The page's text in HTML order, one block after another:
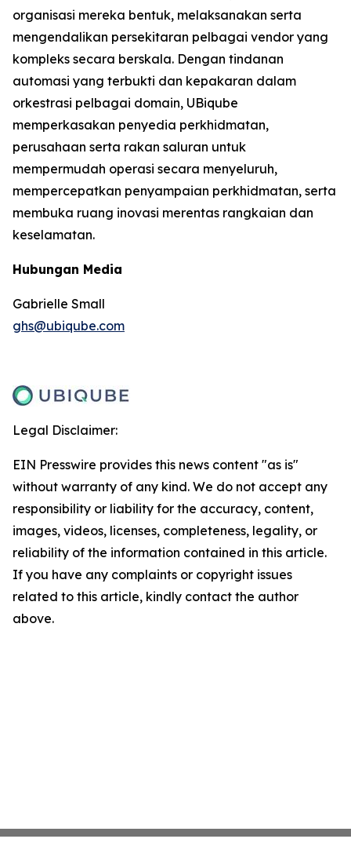
organisasi mereka bentuk, melaksanakan serta
mengendalikan persekitaran pelbagai vendor yang
kompleks secara berskala. Dengan tindanan
automasi yang terbukti dan kepakaran dalam
orkestrasi pelbagai domain, UBiqube
memperkasakan penyedia perkhidmatan,
perusahaan serta rakan saluran untuk
mempermudah operasi secara menyeluruh,
mempercepatkan penyampaian perkhidmatan, serta
membuka ruang inovasi merentas rangkaian dan
keselamatan.
Hubungan Media
Gabrielle Small
ghs@ubiqube.com
Legal Disclaimer:
EIN Presswire provides this news content "as is"
without warranty of any kind. We do not accept any
responsibility or liability for the accuracy, content,
images, videos, licenses, completeness, legality, or
reliability of the information contained in this article.
If you have any complaints or copyright issues
related to this article, kindly contact the author
above.